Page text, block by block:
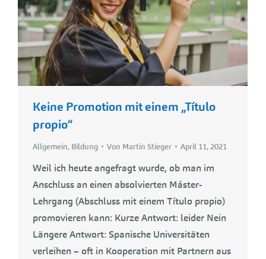
Keine Promotion mit einem „Título
propio“
Allgemein, Bildung Von Martin Stieger April 11, 2021
Weil ich heute angefragt wurde, ob man im
Anschluss an einen absolvierten Máster-
Lehrgang (Abschluss mit einem Título propio)
promovieren kann: Kurze Antwort: leider Nein
Längere Antwort: Spanische Universitäten
verleihen – oft in Kooperation mit Partnern aus